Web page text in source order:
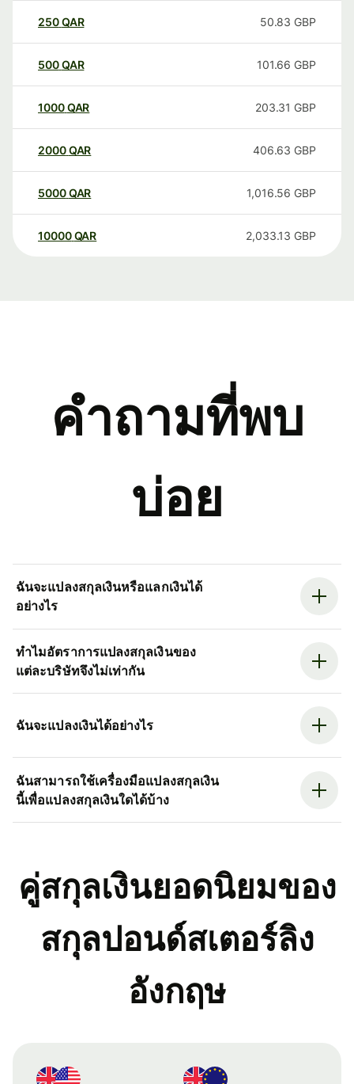
250QAR 50.83 GBP
500QAR 101.66 GBP
1000QAR 203.31 GBP
2000QAR 406.63 GBP
5000QAR 1,016.56 GBP
10000 QAR 2,033.13 GBP
คำถามที่พบ
บ่อย
ฉันจะแปลงสกุลเงินหรือแลกเงินได้
อย่างไร
ทำไมอัตราการแปลงสกุลเงินของ
แต่ละบริษัทจึงไม่เท่ากัน
ฉันจะแปลงเงินได้อย่างไร
ฉันสามารถใช้เครื่องมือแปลงสกุลเงิน
นี้เพื่อแปลงสกุลเงินใดได้บ้าง
คู่สกุลเงินยอดนิยมของ
สกุลปอนด์สเตอร์ลิง
อังกฤษ